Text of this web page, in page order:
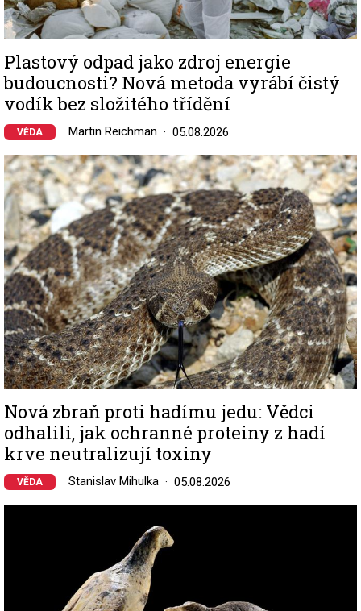
Plastový odpad jako zdroj energie
budoucnosti? Nová metoda vyrábí čistý
vodík bez složitého třídění
VĚDA Martin Reichman 05.08.2026
Image
Nová zbraň proti hadímu jedu: Vědci
odhalili, jak ochranné proteiny z hadí
krve neutralizují toxiny
VĚDA Stanislav Mihulka 05.08.2026